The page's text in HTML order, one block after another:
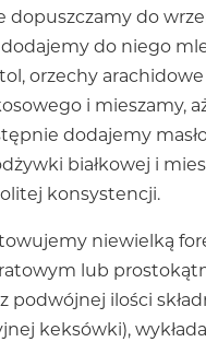
dopuszczamy do
dodajemy do niego
orzechy arachidowe
i mieszamy,
dodajemy
białkowej i
konsystencji.
niewielką
lub
podwójnej ilości
keksówki),